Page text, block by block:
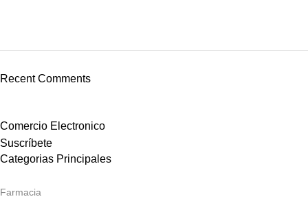
HP Envy 34
Recent Comments
Comercio Electronico
Suscríbete
Categorias Principales
Farmacia